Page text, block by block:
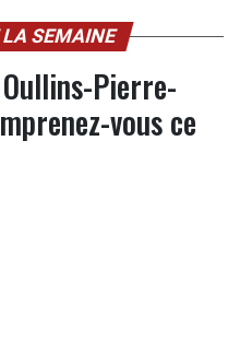
LA SEMAINE
Pierre-
vous ce